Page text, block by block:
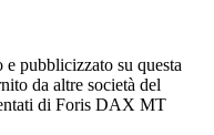
pubblicizzato su questa
da altre società del
di Foris DAX MT